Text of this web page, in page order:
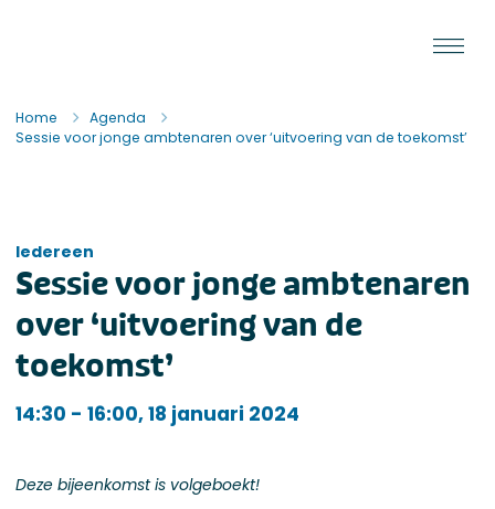
Home
Agenda
Sessie voor jonge ambtenaren over ‘uitvoering van de toekomst’
Iedereen
Sessie voor jonge ambtenaren
over ‘uitvoering van de
toekomst’
Iedereen
14:30 - 16:00, 18 januari 2024
Deze bijeenkomst is volgeboekt!